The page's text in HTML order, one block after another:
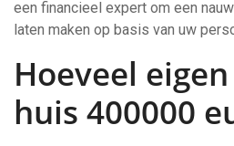
een financieel expert om een
laten maken op basis van uw
Hoeveel
huis 400000